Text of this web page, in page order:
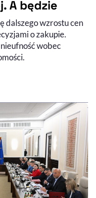
A będzie
dalszego wzrostu cen
o zakupie.
wobec